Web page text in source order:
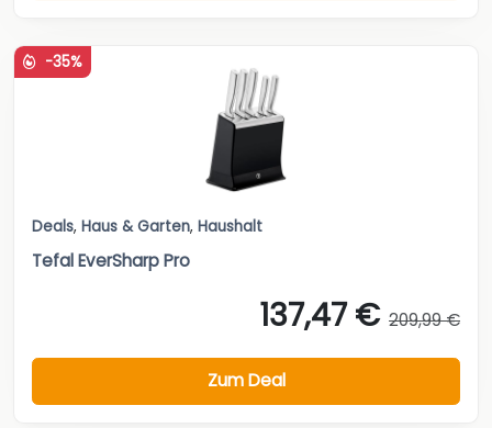
-35%
Deals, Haus & Garten, Haushalt
Tefal EverSharp Pro
137,47 € 209,99 €
Zum Deal